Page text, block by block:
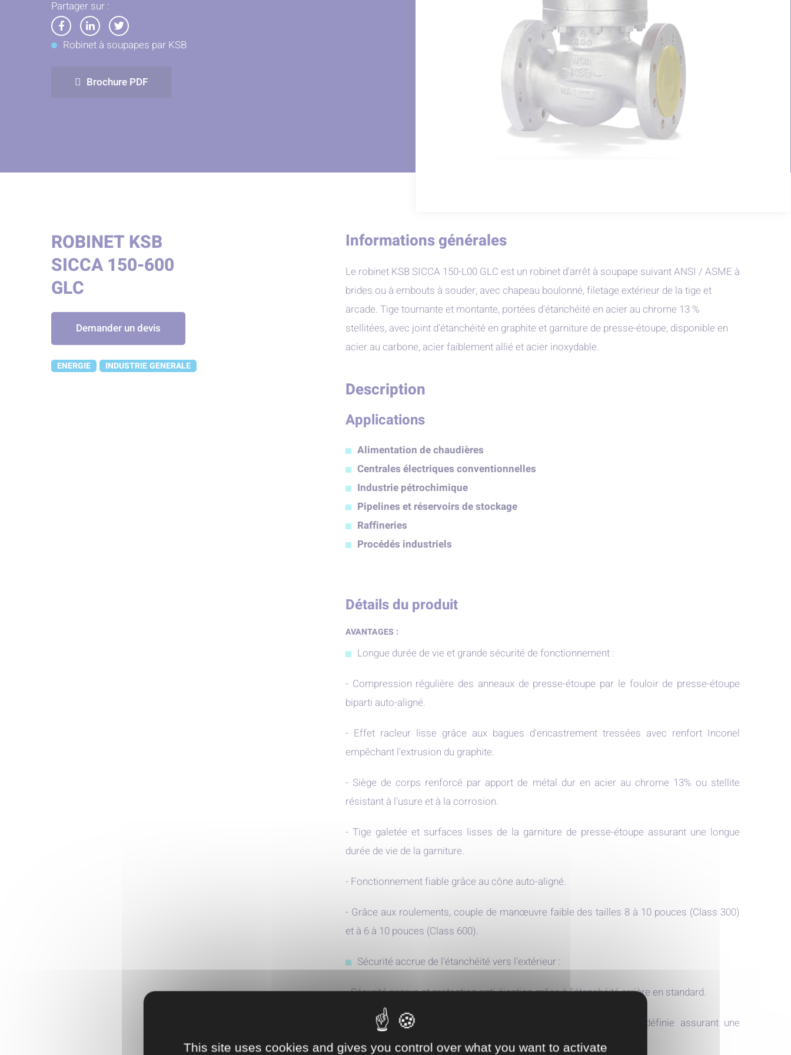
Partager sur :
Partager
sur
Partager
sur
Partager
sur
Robinet à soupapes par KSB
Brochure PDF
ROBINET KSB
SICCA 150-600
GLC
Demander un devis
ENERGIE INDUSTRIE GENERALE
Informations générales
Le robinet KSB SICCA 150-L00 GLC est un robinet d'arrêt à soupape suivant ANSI / ASME à
brides ou à embouts à souder, avec chapeau boulonné, filetage extérieur de la tige et
arcade. Tige tournante et montante, portées d'étanchéité en acier au chrome 13 %
stellitées, avec joint d'étanchéité en graphite et garniture de presse-étoupe, disponible en
acier au carbone, acier faiblement allié et acier inoxydable.
Description
Applications
Alimentation de chaudières
Centrales électriques conventionnelles
Industrie pétrochimique
Pipelines et réservoirs de stockage
Raffineries
Procédés industriels
Détails du produit
AVANTAGES :
Longue durée de vie et grande sécurité de fonctionnement :
- Compression régulière des anneaux de presse-étoupe par le fouloir de presse-étoupe
biparti auto-aligné.
- Effet racleur lisse grâce aux bagues d'encastrement tressées avec renfort Inconel
empêchant l'extrusion du graphite.
- Siège de corps renforcé par apport de métal dur en acier au chrome 13% ou stellite
résistant à l'usure et à la corrosion.
- Tige galetée et surfaces lisses de la garniture de presse-étoupe assurant une longue
durée de vie de la garniture.
- Fonctionnement fiable grâce au cône auto-aligné.
- Grâce aux roulements, couple de manœuvre faible des tailles 8 à 10 pouces (Class 300)
et à 6 à 10 pouces (Class 600).
Sécurité accrue de l'étanchéité vers l'extérieur :
- Sécurité accrue et protection anti-éjection grâce à l'étanchéité arrière en standard.
- Joint de couvercle à double emboîtement avec compression définie assurant une
étanchéité absolue.
This site uses cookies and gives you control over what you want to activate